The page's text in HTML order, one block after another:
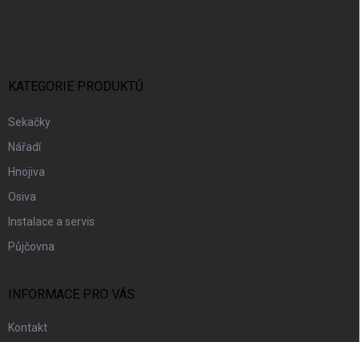
KATEGORIE PRODUKTŮ
Sekačky
Nářadí
Hnojiva
Osiva
Instalace a servis
Půjčovna
INFORMACE PRO VÁS
Kontakt